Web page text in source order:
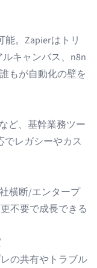
。Zapierはトリ
キャンバス、n8n
もが自動化の壁を
ど、基幹業務ツー
でレガシーやカス
横断/エンタープ
不要で成長できる
の共有やトラブル